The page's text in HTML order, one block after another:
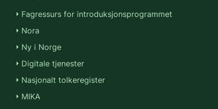
Fagressurs for introduksjonsprogrammet
Nora
Ny i Norge
Digitale tjenester
Nasjonalt tolkeregister
MIKA